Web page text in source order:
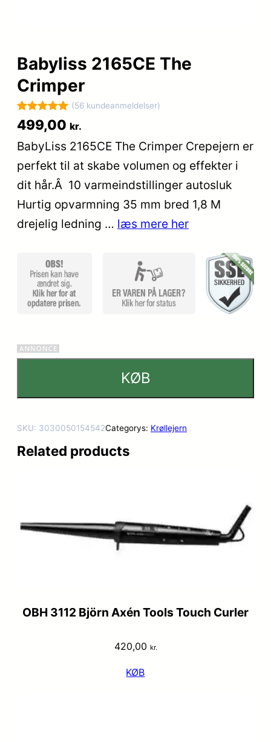
Babyliss 2165CE The
Crimper
Bedømt
5
af 5
baseret på
56
kundebedøm
(56 kundeanmeldelser)
499,00 kr.
BabyLiss 2165CE The Crimper Crepejern er
perfekt til at skabe volumen og effekter i
dit hår.Â 10 varmeindstillinger autosluk
Hurtig opvarmning 35 mm bred 1,8 M
drejelig ledning … læs mere her
KØB
SKU: 3030050154542Categorys: Krøllejern
Related products
OBH 3112 Björn Axén Tools Touch Curler
420,00 kr.
KØB